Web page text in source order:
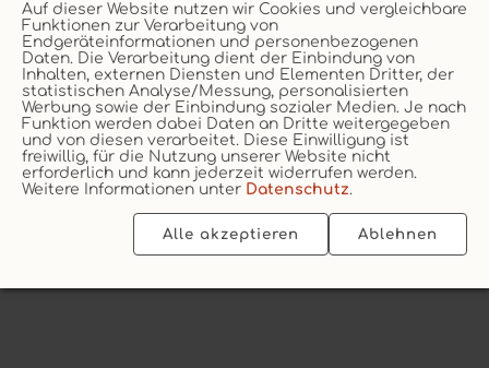
Auf dieser Website nutzen wir Cookies und vergleichbare
Funktionen zur Verarbeitung von
Endgeräteinformationen und personenbezogenen
Daten. Die Verarbeitung dient der Einbindung von
Inhalten, externen Diensten und Elementen Dritter, der
statistischen Analyse/Messung, personalisierten
Werbung sowie der Einbindung sozialer Medien. Je nach
Funktion werden dabei Daten an Dritte weitergegeben
und von diesen verarbeitet. Diese Einwilligung ist
freiwillig, für die Nutzung unserer Website nicht
erforderlich und kann jederzeit widerrufen werden.
Weitere Informationen unter Datenschutz.
Alle akzeptieren Ablehnen
Vertrag widerrufen
Service
Kontakt
Unternehmen
Erstinformation
AGB
Datenschutz
Impressum
Cookie